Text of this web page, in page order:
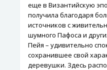
еще в Византийскую
получила благодаря
источников с
шумного Пафоса и
Пейя – удивительно
сохранившее свой
деревушки. Здесь